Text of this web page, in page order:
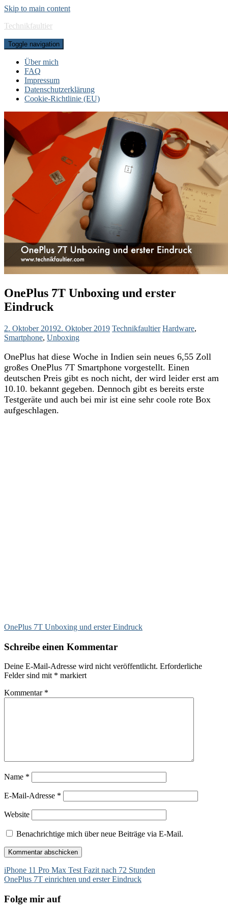
Skip to main content
Technikfaultier
Toggle navigation
Über mich
FAQ
Impressum
Datenschutzerklärung
Cookie-Richtlinie (EU)
OnePlus 7T Unboxing und erster
Eindruck
2. Oktober 20192. Oktober 2019 Technikfaultier Hardware,
Smartphone, Unboxing
OnePlus hat diese Woche in Indien sein neues 6,55 Zoll
großes OnePlus 7T Smartphone vorgestellt. Einen
deutschen Preis gibt es noch nicht, der wird leider erst am
10.10. bekannt gegeben. Dennoch gibt es bereits erste
Testgeräte und auch bei mir ist eine sehr coole rote Box
aufgeschlagen.
OnePlus 7T Unboxing und erster Eindruck
Schreibe einen Kommentar
Deine E-Mail-Adresse wird nicht veröffentlicht. Erforderliche
Felder sind mit * markiert
Kommentar *
Name *
E-Mail-Adresse *
Website
Benachrichtige mich über neue Beiträge via E-Mail.
Beitragsnavigation
iPhone 11 Pro Max Test Fazit nach 72 Stunden
OnePlus 7T einrichten und erster Eindruck
Folge mir auf